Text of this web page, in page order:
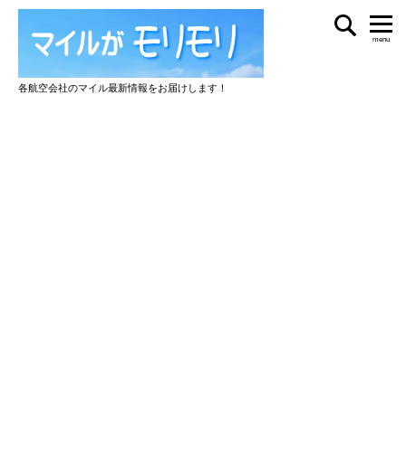
各航空会社のマイル最新情報をお届けします！
menu